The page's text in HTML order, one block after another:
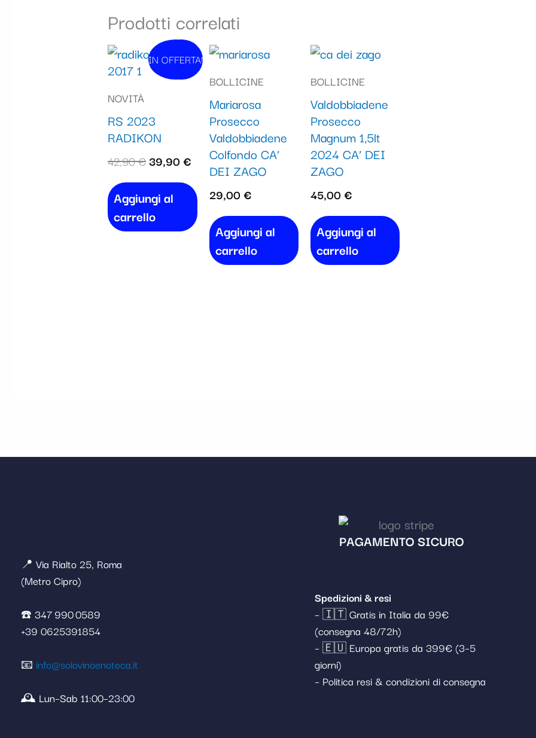
Prodotti correlati
In vendita!
IN OFFERTA!
NOVITÀ
RS 2023
RADIKON
42,90€
Il
prezzo
42,90 €.
39,90€
Il
prezzo
attuale
39,90 €.
Aggiungi al
carrello
BOLLICINE
Mariarosa
Prosecco
Valdobbiadene
Colfondo CA’
DEI ZAGO
29,00€
Aggiungi al
carrello
BOLLICINE
Valdobbiadene
Prosecco
Magnum 1,5lt
2024 CA’ DEI
ZAGO
45,00€
Aggiungi al
carrello
📍 Via Rialto 25, Roma
(Metro Cipro)
☎️ 347 990 0589
+39 0625391854
📧 info@solovinoenoteca.it
🕰️ Lun–Sab 11:00–23:00
PAGAMENTO SICURO
Spedizioni & resi
– 🇮🇹 Gratis in Italia da 99€
(consegna 48/72h)
– 🇪🇺 Europa gratis da 399€ (3–5
giorni)
– Politica resi & condizioni di consegna